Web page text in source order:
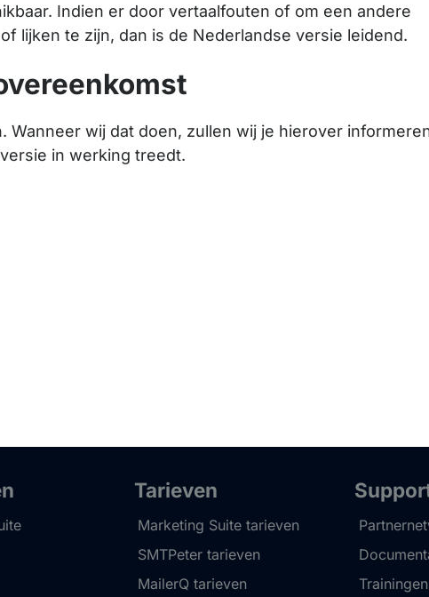
Indien er door vertaalfouten of om een andere
lijken te zijn, dan is de Nederlandse versie leidend.
Wanneer wij dat doen, zullen wij je hierover
in werking treedt.
Tarieven
Marketing Suite tarieven
SMTPeter tarieven
MailerQ tarieven
Trainingen